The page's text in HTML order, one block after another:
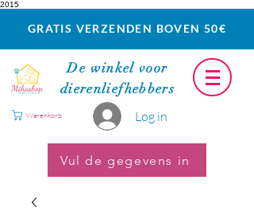
2015
GRATIS VERZENDEN BOVEN 50€
De winkel voor
dierenliefhebbers
Log in
Warenkorb
Vul de gegevens in